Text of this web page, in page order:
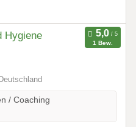
Hygiene
1 Bew.
/ Coaching